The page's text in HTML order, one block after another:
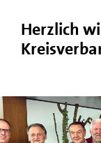
Herzlich